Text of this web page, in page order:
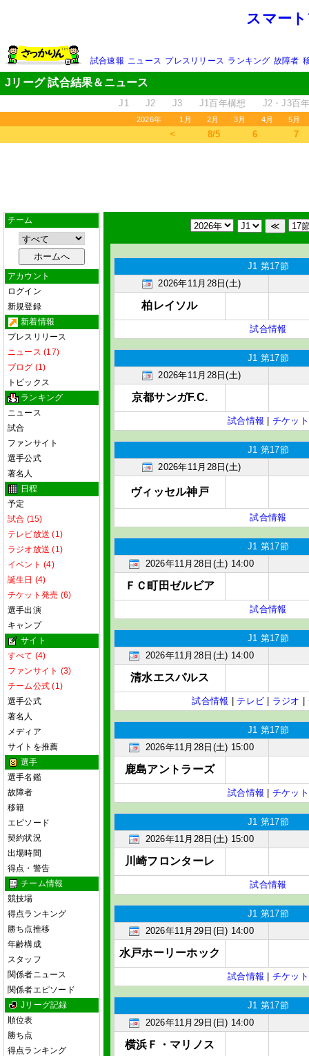
スマー
試合速報 ニュース プレスリリース ランキング 故障者
Jリーグ 試合結果＆ニュース
J1 J2 J3 J1百年構想 J2・J3百
2026年 1月 2月 3月 4月 5月
＜ 8/5 6 7
チーム
アカウント
ログイン
新規登録
新着情報
プレスリリース
ニュース (17)
ブログ (1)
トピックス
ランキング
ニュース
試合
ファンサイト
選手公式
著名人
日程
予定
試合 (15)
テレビ放送 (1)
ラジオ放送 (1)
イベント (4)
誕生日 (4)
チケット発売 (6)
選手出演
キャンプ
サイト
すべて (4)
ファンサイト (3)
チーム公式 (1)
選手公式
著名人
メディア
サイトを推薦
選手
選手名鑑
故障者
移籍
エピソード
契約状況
出場時間
得点・警告
チーム情報
競技場
得点ランキング
勝ち点推移
年齢構成
スタッフ
関係者ニュース
関係者エピソード
Jリーグ記録
順位表
勝ち点
得点ランキング
J1 第17節
2026年11月28日(土)
柏レイソル
試合情報
J1 第17節
2026年11月28日(土)
京都サンガF.C.
試合情報 チケット
J1 第17節
2026年11月28日(土)
ヴィッセル神戸
試合情報
J1 第17節
2026年11月28日(土) 14:00
ＦＣ町田ゼルビア
試合情報
J1 第17節
2026年11月28日(土) 14:00
清水エスパルス
試合情報 テレビ ラジオ
J1 第17節
2026年11月28日(土) 15:00
鹿島アントラーズ
試合情報 チケット
J1 第17節
2026年11月28日(土) 15:00
川崎フロンターレ
試合情報
J1 第17節
2026年11月29日(日) 14:00
水戸ホーリーホック
試合情報 チケット
J1 第17節
2026年11月29日(日) 14:00
横浜Ｆ・マリノス